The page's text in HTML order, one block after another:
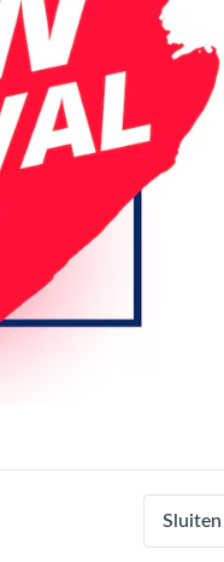
5G LCD Scherm No Fra
Sluiten